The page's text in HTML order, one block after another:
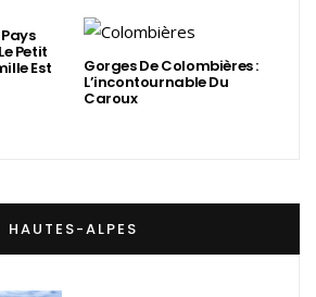
Petit
Est Gorges De Colombières :
L’incontournable Du
Caroux
HAUTES-ALPES